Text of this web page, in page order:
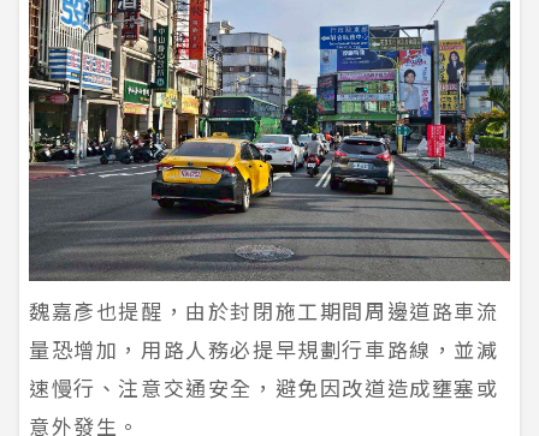
魏嘉彥也提醒，由於封閉施工期間周邊道路車流
量恐增加，用路人務必提早規劃行車路線，並減
速慢行、注意交通安全，避免因改道造成壅塞或
意外發生。